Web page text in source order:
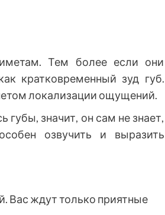
Тем более если они
кратковременный зуд губ.
локализации ощущений.
значит, он сам не знает,
озвучить и выразить
Вас ждут только приятные